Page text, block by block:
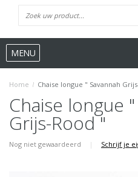
MENU
Home / Chaise longue " Savannah
Chaise longue
Grijs-Rood "
Nog niet gewaardeerd | Schrijf je